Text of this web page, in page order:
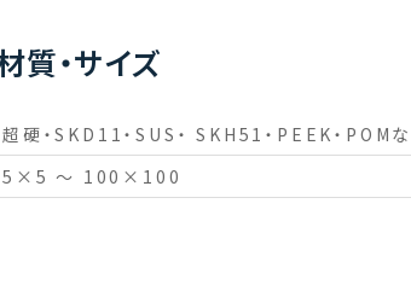
質・サイズ
超硬・SKD11・SUS・ SKH51・PEEK・POM
5×5 ～ 100×100